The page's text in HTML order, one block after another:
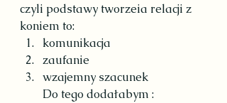
czyli podstawy tworzeia relacji z
koniem to:
komunikacja
zaufanie
wzajemny szacunek
Do tego dodałabym :